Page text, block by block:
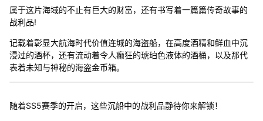
属于这片海域的不止有巨大的财富，还有书写着一篇篇传奇故事的
战利品!
记载着彰显大航海时代价值连城的海盗船，在高度酒精和鲜血中沉
浸过的酒杯，还有流动着令人癫狂的琥珀色液体的酒桶，以及那代
表着未知与神秘的海盗金币箱。
随着SS5赛季的开启，这些沉船中的战利品静待你来解锁！